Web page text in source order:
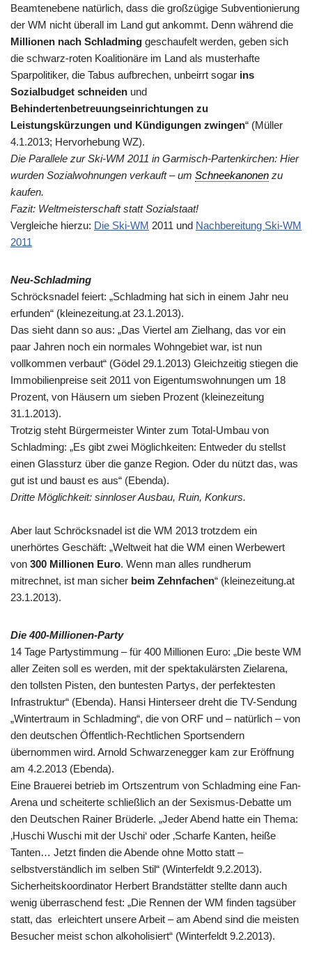
Beamtenebene natürlich, dass die großzügige Subventionierung
der WM nicht überall im Land gut ankommt. Denn während die
Millionen nach Schladming geschaufelt werden, geben sich
die schwarz-roten Koalitionäre im Land als musterhafte
Sparpolitiker, die Tabus aufbrechen, unbeirrt sogar ins
Sozialbudget schneiden und
Behindertenbetreuungseinrichtungen zu
Leistungskürzungen und Kündigungen zwingen“ (Müller
4.1.2013; Hervorhebung WZ).
Die Parallele zur Ski-WM 2011 in Garmisch-Partenkirchen: Hier
wurden Sozialwohnungen verkauft – um Schneekanonen zu
kaufen.
Fazit: Weltmeisterschaft statt Sozialstaat!
Vergleiche hierzu: Die Ski-WM 2011 und Nachbereitung Ski-WM
2011
Neu-Schladming
Schröcksnadel feiert: „Schladming hat sich in einem Jahr neu
erfunden“ (kleinezeitung.at 23.1.2013).
Das sieht dann so aus: „Das Viertel am Zielhang, das vor ein
paar Jahren noch ein normales Wohngebiet war, ist nun
vollkommen verbaut“ (Gödel 29.1.2013) Gleichzeitig stiegen die
Immobilienpreise seit 2011 von Eigentumswohnungen um 18
Prozent, von Häusern um sieben Prozent (kleinezeitung
31.1.2013).
Trotzig steht Bürgermeister Winter zum Total-Umbau von
Schladming: „Es gibt zwei Möglichkeiten: Entweder du stellst
einen Glassturz über die ganze Region. Oder du nützt das, was
gut ist und baust es aus“ (Ebenda).
Dritte Möglichkeit: sinnloser Ausbau, Ruin, Konkurs.
Aber laut Schröcksnadel ist die WM 2013 trotzdem ein
unerhörtes Geschäft: „Weltweit hat die WM einen Werbewert
von 300 Millionen Euro. Wenn man alles rundherum
mitrechnet, ist man sicher beim Zehnfachen“ (kleinezeitung.at
23.1.2013).
Die 400-Millionen-Party
14 Tage Partystimmung – für 400 Millionen Euro: „Die beste WM
aller Zeiten soll es werden, mit der spektakulärsten Zielarena,
den tollsten Pisten, den buntesten Partys, der perfektesten
Infrastruktur“ (Ebenda). Hansi Hinterseer dreht die TV-Sendung
„Wintertraum in Schladming“, die von ORF und – natürlich – von
den deutschen Öffentlich-Rechtlichen Sportsendern
übernommen wird. Arnold Schwarzenegger kam zur Eröffnung
am 4.2.2013 (Ebenda).
Eine Brauerei betrieb im Ortszentrum von Schladming eine Fan-
Arena und scheiterte schließlich an der Sexismus-Debatte um
den Deutschen Rainer Brüderle. „Jeder Abend hatte ein Thema:
‚Huschi Wuschi mit der Uschi‘ oder ‚Scharfe Kanten, heiße
Tanten… Jetzt finden die Abende ohne Motto statt –
selbstverständlich im selben Stil“ (Winterfeldt 9.2.2013).
Sicherheitskoordinator Herbert Brandstätter stellte dann auch
wenig überraschend fest: „Die Rennen der WM finden tagsüber
statt, das erleichtert unsere Arbeit – am Abend sind die meisten
Besucher meist schon alkoholisiert“ (Winterfeldt 9.2.2013).